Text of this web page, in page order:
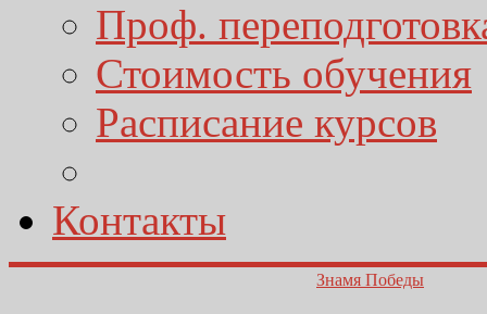
Проф.
Стоимость обучения
Расписание курсов
Контакты
Знамя Победы